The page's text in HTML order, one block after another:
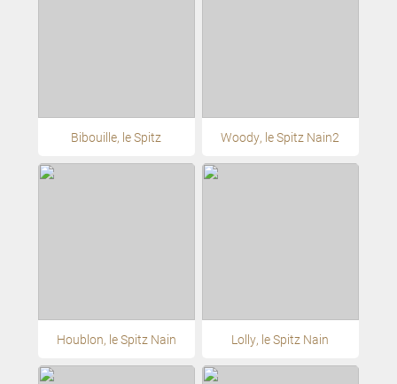
Bibouille, le Spitz Woody, le Spitz Nain2
Houblon, le Spitz Nain Lolly, le Spitz Nain